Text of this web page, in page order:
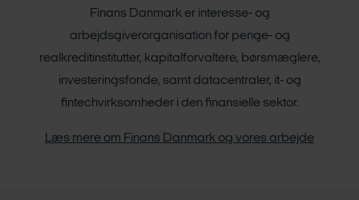
Finans Danmark er interesse- og
arbejdsgiverorganisation for penge- og
realkreditinstitutter, kapitalforvaltere, børsmæglere,
investeringsfonde, samt datacentraler, it- og
fintechvirksomheder i den finansielle sektor.
Læs mere om Finans Danmark og vores arbejde